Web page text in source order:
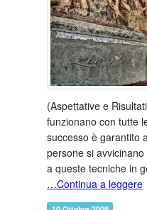
(Aspettative e
funzionano con tutte
successo è garantito
persone si
a queste tecniche in
…Continua a leggere